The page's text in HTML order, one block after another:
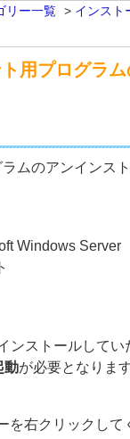
リー一覧 > インスト
用プログラ
ムのアンインス
Windows Server
ンストールしてい
動が必要となりま
を右クリックして